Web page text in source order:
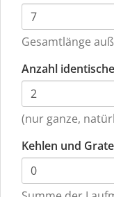
Gesamtlänge
Anzahl
(nur ganze,
Kehlen und Grate